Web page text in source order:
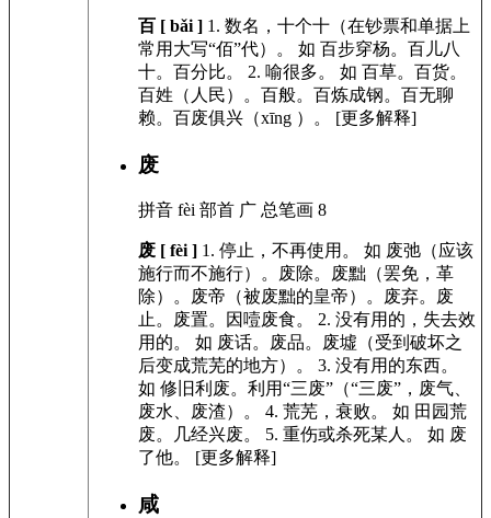
百 [ bǎi ] 1. 数名，十个十（在钞票和单据上
常用大写“佰”代）。 如 百步穿杨。百儿八
十。百分比。
2. 喻很多。 如 百草。百货。
百姓（人民）。百般。百炼成钢。百无聊
赖。百废俱兴（xīng ）。
[更多解释]
废
拼音 fèi 部首 广 总笔画 8
废 [ fèi ] 1. 停止，不再使用。 如 废弛（应该
施行而不施行）。废除。废黜（罢免，革
除）。废帝（被废黜的皇帝）。废弃。废
止。废置。因噎废食。
2. 没有用的，失去效
用的。 如 废话。废品。废墟（受到破坏之
后变成荒芜的地方）。
3. 没有用的东西。
如 修旧利废。利用“三废”（“三废”，废气、
废水、废渣）。
4. 荒芜，衰败。 如 田园荒
废。几经兴废。
5. 重伤或杀死某人。 如 废
了他。
[更多解释]
咸